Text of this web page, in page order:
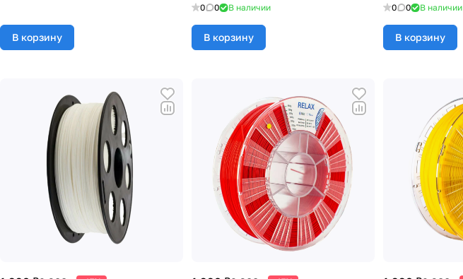
В корзину
0 0 В наличии
В корзину
0 0 В наличии
В корзину